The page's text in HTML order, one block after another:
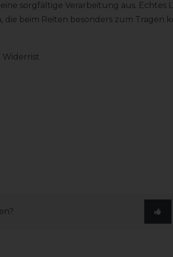
sorgfältige Verarbeitung aus. Echtes
beim Reiten besonders zum Tragen
Widerrist